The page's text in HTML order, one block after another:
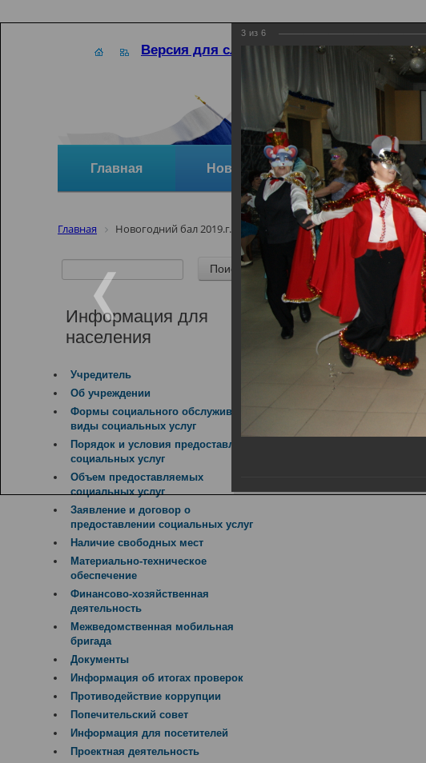
Версия для слабовидящих
Главная Новости Отзывы и
Главная Новогодний бал 2019.г. Комсомольск Новости
Новогодний
Новогодний бал 2019.г.
26.12.2019
Информация для
населения
Учредитель
Об учреждении
Формы социального обслуживания,
виды социальных услуг
Порядок и условия предоставления
социальных услуг
Объем предоставляемых
социальных услуг
Заявление и договор о
предоставлении социальных услуг
Наличие свободных мест
Материально-техническое
обеспечение
Финансово-хозяйственная
деятельность
Межведомственная мобильная
бригада
Документы
Информация об итогах проверок
Противодействие коррупции
Попечительский совет
Информация для посетителей
Проектная деятельность
3 из 6